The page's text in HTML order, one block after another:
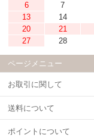
6
7
13
14
20
21
27
28
ページメニュー
お取引に関して
送料について
ポイントについて